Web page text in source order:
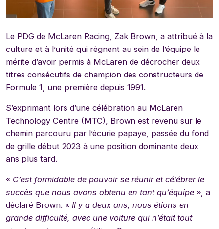
Le PDG de McLaren Racing, Zak Brown, a attribué à la
culture et à l’unité qui règnent au sein de l’équipe le
mérite d’avoir permis à McLaren de décrocher deux
titres consécutifs de champion des constructeurs de
Formule 1, une première depuis 1991.
S’exprimant lors d’une célébration au McLaren
Technology Centre (MTC), Brown est revenu sur le
chemin parcouru par l’écurie papaye, passée du fond
de grille début 2023 à une position dominante deux
ans plus tard.
« C’est formidable de pouvoir se réunir et célébrer le
succès que nous avons obtenu en tant qu’équipe », a
déclaré Brown. « Il y a deux ans, nous étions en
grande difficulté, avec une voiture qui n’était tout